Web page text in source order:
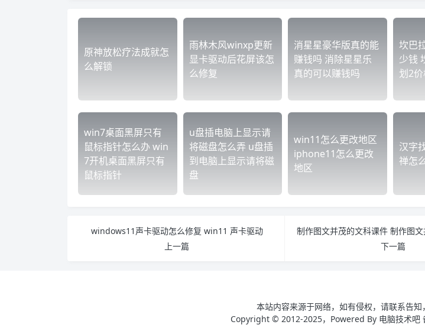
原神放松疗法成就怎
么解锁
雨林木风winxp更新
显卡驱动后花屏该怎
么修复
消星星豪华版真的能
赚钱吗 消除星星乐
真的可以赚钱吗
坎巴
少钱
划2
win7桌面黑屏只有
鼠标指针怎么办 win
7开机桌面黑屏只有
鼠标指针
u盘插电脑上显示请
将磁盘怎么弄 u盘插
到电脑上显示请将磁
盘
win11怎么更改地区
iphone11怎么更改
地区
汉字
禅怎
windows11声卡驱动怎么修复 win11 声卡驱动
上一篇
制作图文并茂的文科课件 制作图
下一篇
本站内容来源于网络，如有侵权，请联系告知
Copyright © 2012-2025，Powered By 电脑技术吧